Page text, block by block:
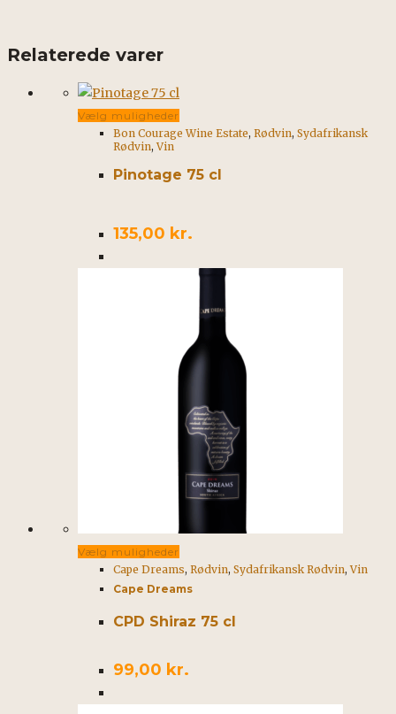
Relaterede varer
Vælg mulighederDette
vare
flere
vælges
varesiden
Bon Courage Wine Estate, Rødvin, Sydafrikansk
Rødvin,Vin
Pinotage 75 cl
135,00 kr.
Vælg mulighederDette
vare
har
flere
vælges
Cape Dreams, Rødvin, Sydafrikansk Rødvin,Vin
Cape Dreams
CPD Shiraz 75 cl
99,00 kr.